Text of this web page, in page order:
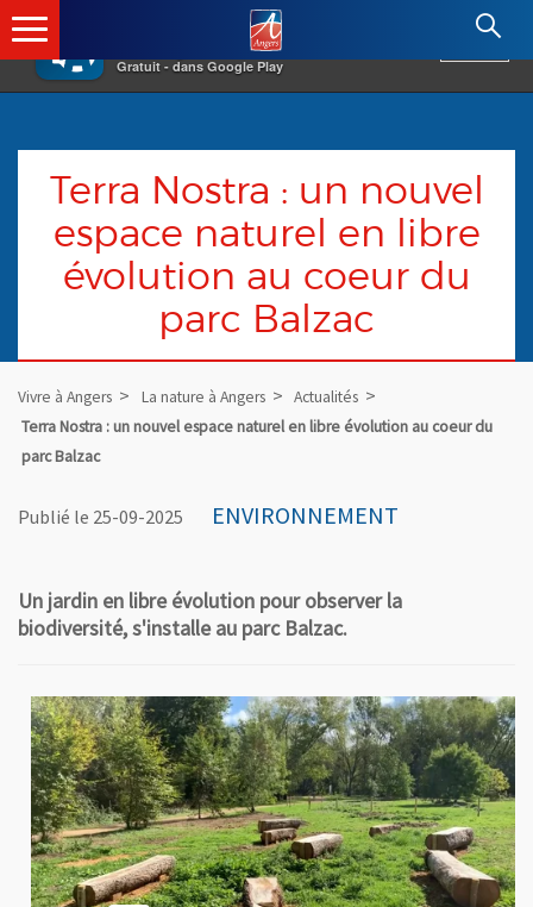
×
Gratuit - dans Google Play
Angers.fr : Retour à l'accueil
Terra Nostra : un nouvel
espace naturel en libre
évolution au coeur du
parc Balzac
Vivre à Angers La nature à Angers
Actualités
Terra Nostra : un nouvel espace naturel en libre évolution au coeur du
parc Balzac
Publié le 25-09-2025 ENVIRONNEMENT
Un jardin en libre évolution pour observer la
biodiversité, s'installe au parc Balzac.